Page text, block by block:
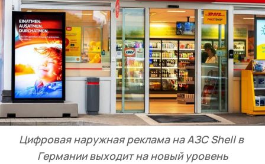
Цифровая наружная реклама на АЗС Shell в
Германии выходит на новый уровень